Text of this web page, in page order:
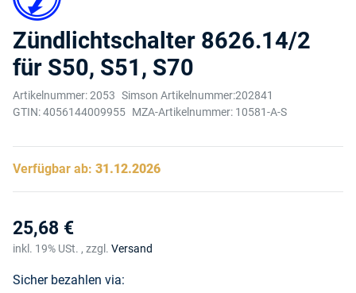
Zündlichtschalter 8626.14/2
für S50, S51, S70
Artikelnummer:2053 Simson Artikelnummer:202841
GTIN:4056144009955 MZA-Artikelnummer: 10581-A-S
Verfügbar ab: 31.12.2026
25,68 €
inkl. 19% USt. , zzgl. Versand
Sicher bezahlen via: